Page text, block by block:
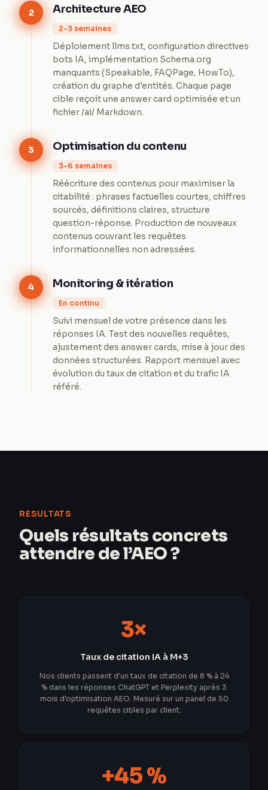
2 Architecture AEO
2-3 semaines
Déploiement llms.txt, configuration directives
bots IA, implémentation Schema.org
manquants (Speakable, FAQPage, HowTo),
création du graphe d'entités. Chaque page
cible reçoit une answer card optimisée et un
fichier /ai/ Markdown.
3 Optimisation du contenu
3-6 semaines
Réécriture des contenus pour maximiser la
citabilité : phrases factuelles courtes, chiffres
sourcés, définitions claires, structure
question-réponse. Production de nouveaux
contenus couvrant les requêtes
informationnelles non adressées.
4 Monitoring & itération
En continu
Suivi mensuel de votre présence dans les
réponses IA. Test des nouvelles requêtes,
ajustement des answer cards, mise à jour des
données structurées. Rapport mensuel avec
évolution du taux de citation et du trafic IA
référé.
RESULTATS
Quels résultats concrets
attendre de l’AEO ?
3×
Taux de citation IA à M+3
Nos clients passent d'un taux de citation de 8 % à 24
% dans les réponses ChatGPT et Perplexity après 3
mois d'optimisation AEO. Mesuré sur un panel de 50
requêtes cibles par client.
+45 %